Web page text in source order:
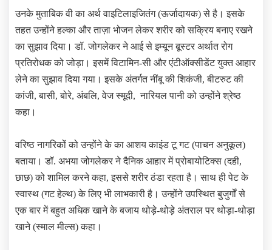
उनके मुताबिक वी का अर्थ वाइटिलाइजितंग (ऊर्जादायक) से है। इसके
तहत उन्‍होंने हल्का और ताज़ा भोजन लेकर शरीर को सक्रिय बनाए रखने
का सुझाव दिया। डॉ. जोगलेकर ने आई से इम्‍यून बूस्‍टर अर्थात रोग
प्रतिरोधक को जोड़ा। इसमें विटामिन-सी और एंटीऑक्सीडेंट युक्त आहार
लेने का सुझाव दिया गया। इसके अंतर्गत नींबू की शिकंजी, बीटरुट की
कांजी, बासी, बोरे, अंबलि, वेज स्मूदी, नारियल पानी को उन्‍होंने श्रेष्‍ठ
कहा।
वरिष्‍ठ नागरिकों को उन्‍होंने के का आशय काइंड टू गट (पाचन अनुकूल)
बताया। डॉ. अभया जोगलेकर ने दैनिक आहार में प्रोबायोटिक्स (दही,
छाछ) को शामिल करने कहा, इससे शरीर ठंडा रहता है। साथ ही पेट के
स्वास्थ (गट हेल्‍थ) के लिए भी लाभकारी है। उन्‍होंने उपस्थित बुजुर्गों से
एक बार में बहुत अधिक खाने के बजाय थोड़े-थोड़े अंतराल पर थोड़ा-थोड़ा
खाने (स्‍माल मील्‍स) कहा।